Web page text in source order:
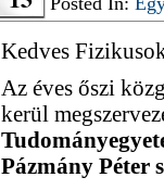
Kedves
Az éves őszi
kerül
Pázmány Péter